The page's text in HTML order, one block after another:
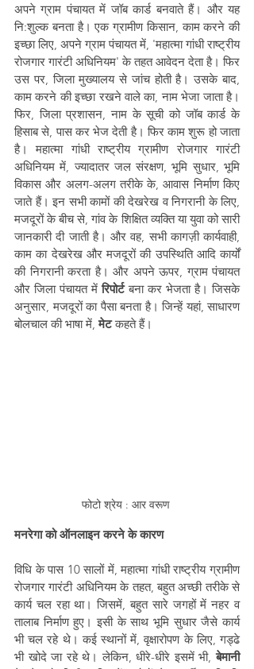
अपने ग्राम पंचायत में जॉब कार्ड बनवाते हैं। और यह
नि:शुल्क बनता है। एक ग्रामीण किसान, काम करने की
इच्छा लिए, अपने ग्राम पंचायत में, 'महात्मा गांधी राष्ट्रीय
रोजगार गारंटी अधिनियम' के तहत आवेदन देता है। फिर
उस पर, जिला मुख्यालय से जांच होती है। उसके बाद,
काम करने की इच्छा रखने वाले का, नाम भेजा जाता है।
फिर, जिला प्रशासन, नाम के सूची को जॉब कार्ड के
हिसाब से, पास कर भेज देती है। फिर काम शुरू हो जाता
है। महात्मा गांधी राष्ट्रीय ग्रामीण रोजगार गारंटी
अधिनियम में, ज्यादातर जल संरक्षण, भूमि सुधार, भूमि
विकास और अलग-अलग तरीके के, आवास निर्माण किए
जाते हैं। इन सभी कामों की देखरेख व निगरानी के लिए,
मजदूरों के बीच से, गांव के शिक्षित व्यक्ति या युवा को सारी
जानकारी दी जाती है। और वह, सभी कागज़ी कार्यवाही,
काम का देखरेख और मजदूरों की उपस्थिति आदि कार्यों
की निगरानी करता है। और अपने ऊपर, ग्राम पंचायत
और जिला पंचायत में रिपोर्ट बना कर भेजता है। जिसके
अनुसार, मजदूरों का पैसा बनता है। जिन्हें यहां, साधारण
बोलचाल की भाषा में, मेट कहते हैं।
फोटो श्रेय : आर वरूण
मनरेगा को ऑनलाइन करने के कारण
विधि के पास 10 सालों में, महात्मा गांधी राष्ट्रीय ग्रामीण
रोजगार गारंटी अधिनियम के तहत, बहुत अच्छी तरीके से
कार्य चल रहा था। जिसमें, बहुत सारे जगहों में नहर व
तालाब निर्माण हुए। इसी के साथ भूमि सुधार जैसे कार्य
भी चल रहे थे। कई स्थानों में, वृक्षारोपण के लिए, गड्ढे
भी खोदे जा रहे थे। लेकिन, धीरे-धीरे इसमें भी, बेमानी